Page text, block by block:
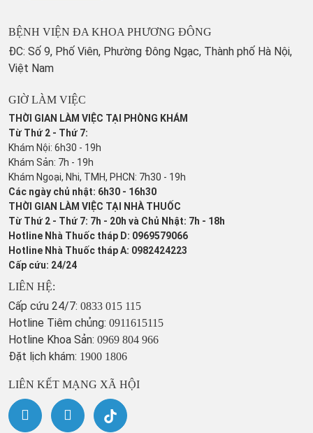
BỆNH VIỆN ĐA KHOA PHƯƠNG ĐÔNG
ĐC: Số 9, Phố Viên, Phường Đông Ngạc, Thành phố Hà Nội,
Việt Nam
GIỜ LÀM VIỆC
THỜI GIAN LÀM VIỆC TẠI PHÒNG KHÁM
Từ Thứ 2 - Thứ 7:
Khám Nội: 6h30 - 19h
Khám Sản: 7h - 19h
Khám Ngoại, Nhi, TMH, PHCN: 7h30 - 19h
Các ngày chủ nhật: 6h30 - 16h30
THỜI GIAN LÀM VIỆC TẠI NHÀ THUỐC
Từ Thứ 2 - Thứ 7: 7h - 20h và Chủ Nhật: 7h - 18h
Hotline Nhà Thuốc tháp D: 0969579066
Hotline Nhà Thuốc tháp A: 0982424223
Cấp cứu: 24/24
LIÊN HỆ:
Cấp cứu 24/7: 0833 015 115
Hotline Tiêm chủng: 0911615115
Hotline Khoa Sản: 0969 804 966
Đặt lịch khám: 1900 1806
LIÊN KẾT MẠNG XÃ HỘI